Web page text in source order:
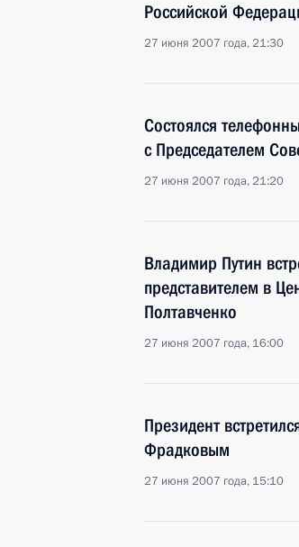
Российской
27 июня 2007 года, 21:30
Состоялся
с Председателем
27 июня 2007 года, 21:20
Владимир Путин
представителем в
Полтавченко
27 июня 2007 года, 16:00
Президент
Фрадковым
27 июня 2007 года, 15:10